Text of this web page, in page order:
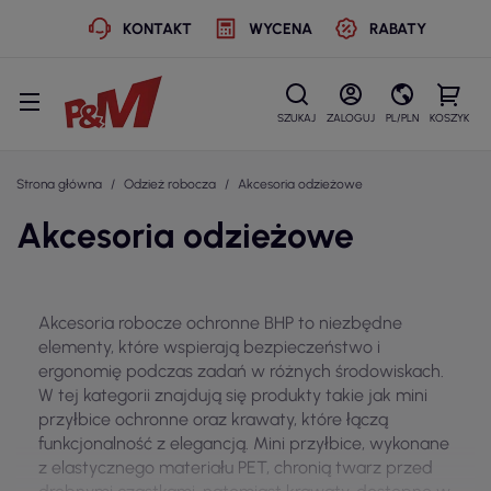
KONTAKT WYCENA RABATY
SZUKAJ ZALOGUJ PL/PLN KOSZYK
Strona główna Odzież robocza Akcesoria odzieżowe
Akcesoria odzieżowe
Akcesoria robocze ochronne BHP to niezbędne
elementy, które wspierają bezpieczeństwo i
ergonomię podczas zadań w różnych środowiskach.
W tej kategorii znajdują się produkty takie jak mini
przyłbice ochronne oraz krawaty, które łączą
funkcjonalność z elegancją. Mini przyłbice, wykonane
z elastycznego materiału PET, chronią twarz przed